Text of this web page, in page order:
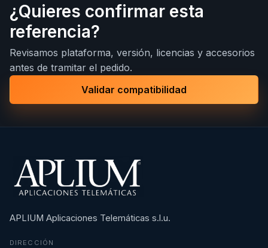
¿Quieres confirmar esta
referencia?
Revisamos plataforma, versión, licencias y accesorios
antes de tramitar el pedido.
Validar compatibilidad
APLIUM Aplicaciones Telemáticas s.l.u.
DIRECCIÓN